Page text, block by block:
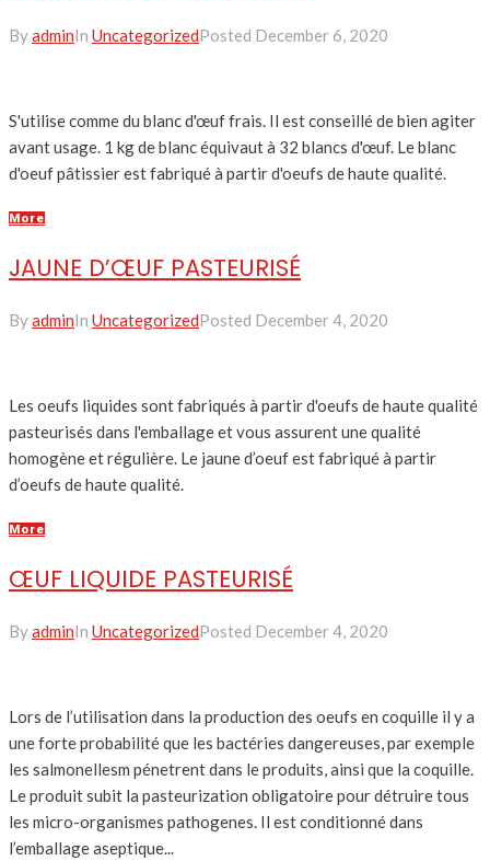
ByadminIn UncategorizedPosted December 6, 2020
S'utilise comme du blanc d'œuf frais. Il est conseillé de bien agiter
avant usage. 1 kg de blanc équivaut à 32 blancs d'œuf. Le blanc
d'oeuf pâtissier est fabriqué à partir d'oeufs de haute qualité.
More
JAUNE D’ŒUF PASTEURISÉ
ByadminIn UncategorizedPosted December 4, 2020
Les oeufs liquides sont fabriqués à partir d'oeufs de haute qualité
pasteurisés dans l'emballage et vous assurent une qualité
homogène et régulière. Le jaune d’oeuf est fabriqué à partir
d’oeufs de haute qualité.
More
ŒUF LIQUIDE PASTEURISÉ
ByadminIn UncategorizedPosted December 4, 2020
Lors de l’utilisation dans la production des oeufs en coquille il y a
une forte probabilité que les bactéries dangereuses, par exemple
les salmonellesm pénetrent dans le produits, ainsi que la coquille.
Le produit subit la pasteurization obligatoire pour détruire tous
les micro-organismes pathogenes. Il est conditionné dans
l’emballage aseptique...